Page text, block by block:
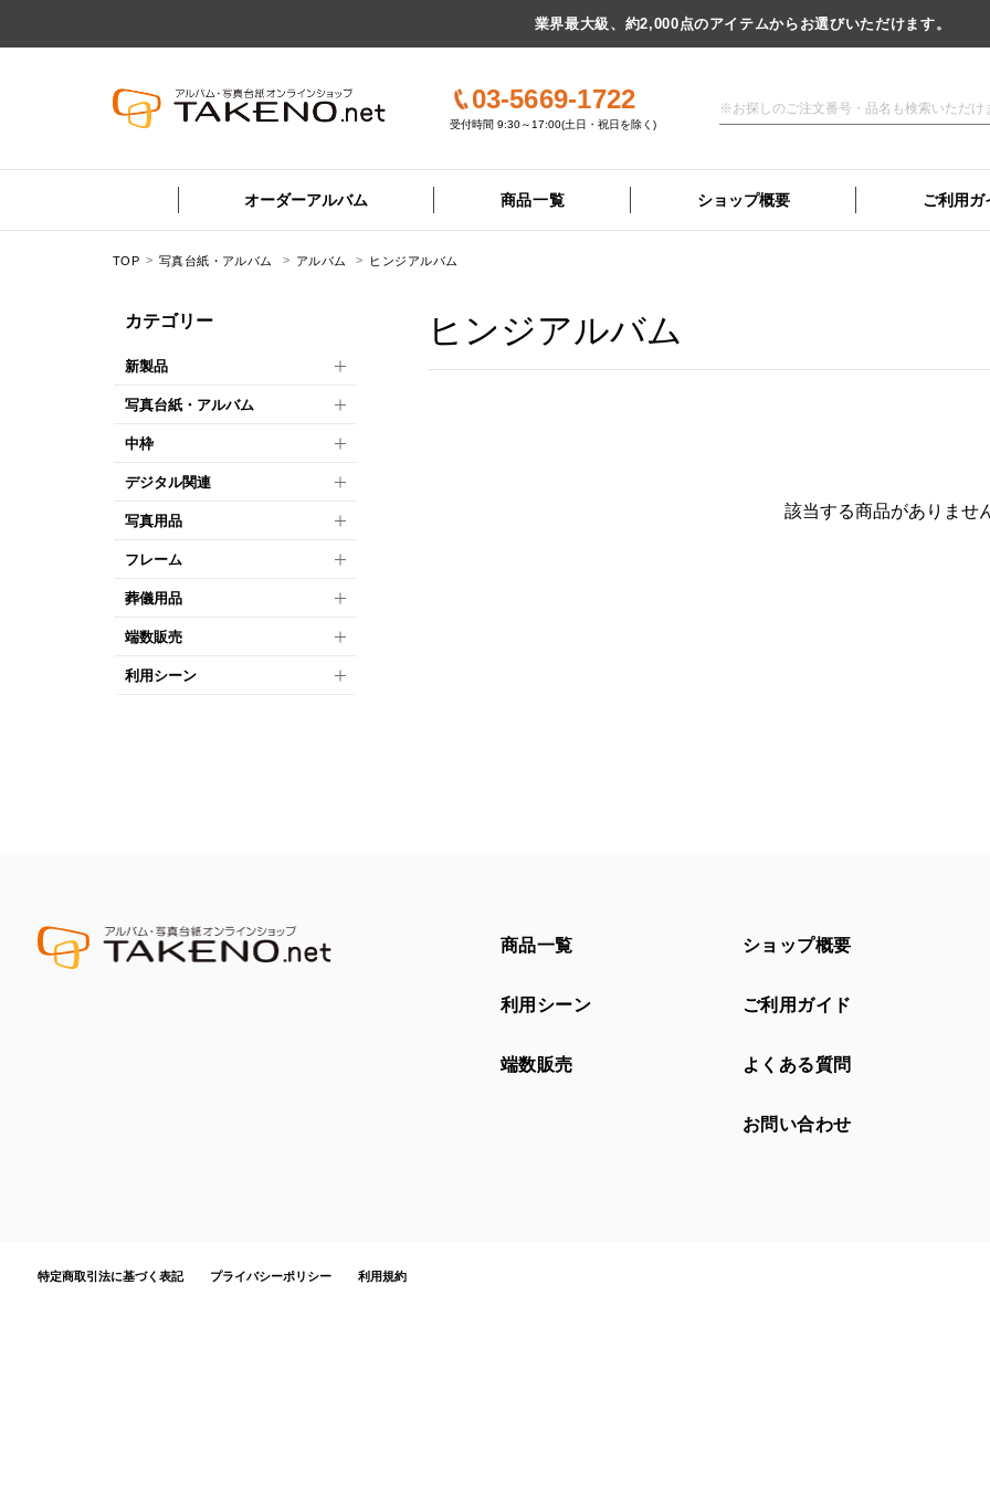
業界最大級、約2,000点のアイテムからお選びいただけます。
03-5669-1722
受付時間 9:30～17:00(土日・祝日を除く)
オーダーアルバム 商品一覧 ショップ概要 ご利用ガ
TOP 写真台紙・アルバム アルバム ヒンジアルバム
カテゴリー
新製品
写真台紙・アルバム
中枠
デジタル関連
写真用品
フレーム
葬儀用品
端数販売
利用シーン
ヒンジアルバム
該当する商品がありませ
商品一覧
利用シーン
端数販売
ショップ概要
ご利用ガイド
よくある質問
お問い合わせ
特定商取引法に基づく表記 プライバシーポリシー 利用規約